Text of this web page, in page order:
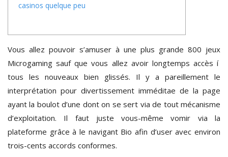
casinos quelque peu
Vous allez pouvoir s’amuser à une plus grande 800 jeux
Microgaming sauf que vous allez avoir longtemps accès í
tous les nouveaux bien glissés. Il y a pareillement le
interprétation pour divertissement imméditae de la page
ayant la boulot d’une dont on se sert via de tout mécanisme
d’exploitation. Il faut juste vous-même vomir via la
plateforme grâce à le navigant Bio afin d’user avec environ
trois-cents accords conformes.